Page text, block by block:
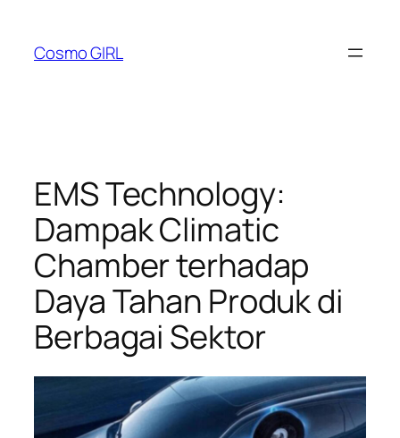
konten
Cosmo GIRL
EMS Technology:
Dampak Climatic
Chamber terhadap
Daya Tahan Produk di
Berbagai Sektor